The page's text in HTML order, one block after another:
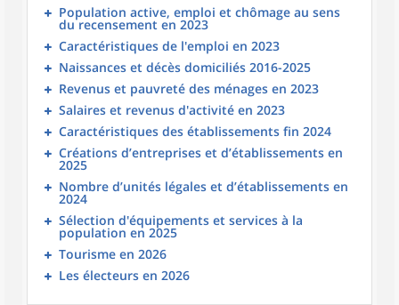
Population active, emploi et chômage au sens
du recensement en 2023
Caractéristiques de l'emploi en 2023
Naissances et décès domiciliés 2016-2025
Revenus et pauvreté des ménages en 2023
Salaires et revenus d'activité en 2023
Caractéristiques des établissements fin 2024
Créations d’entreprises et d’établissements en
2025
Nombre d’unités légales et d’établissements en
2024
Sélection d'équipements et services à la
population en 2025
Tourisme en 2026
Les électeurs en 2026